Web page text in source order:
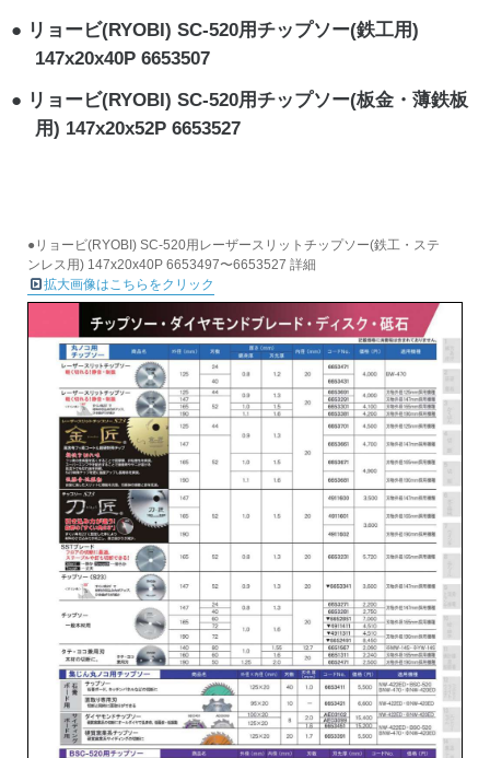
リョービ(RYOBI) SC-520用チップソー(鉄工用)
147x20x40P 6653507
リョービ(RYOBI) SC-520用チップソー(板金・薄鉄板
用) 147x20x52P 6653527
●リョービ(RYOBI) SC-520用レーザースリットチップソー(鉄工・ステ
ンレス用) 147x20x40P 6653497〜6653527 詳細
拡大画像はこちらをクリック